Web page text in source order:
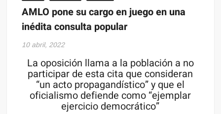
AMLO pone su cargo en juego en una
inédita consulta popular
10 abril, 2022
La oposición llama a la población a no
participar de esta cita que consideran
“un acto propagandístico” y que el
oficialismo defiende como “ejemplar
ejercicio democrático”